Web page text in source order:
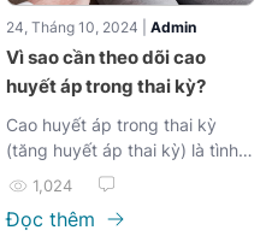
24, Tháng 10, 2024 | Admin
Vì sao cần theo dõi cao
huyết áp trong thai kỳ?
Cao huyết áp trong thai kỳ
(tăng huyết áp thai kỳ) là tình
trạng sức khỏe có thể ảnh
hưởng đến cả mẹ và thai nhi...
1,024
Đọc thêm